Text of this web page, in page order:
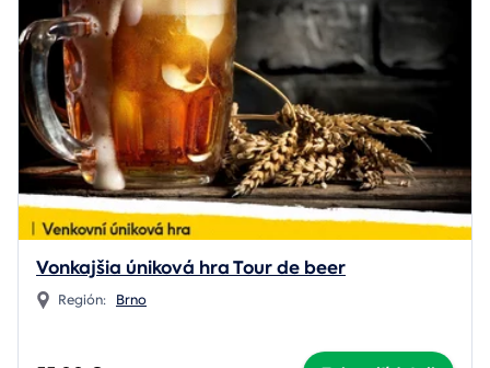
Vonkajšia úniková hra Tour de beer
Región: Brno